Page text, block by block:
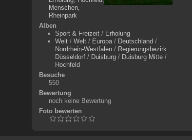
Menschen,
Rheinpark
Alben
Sport & Freizeit/ Erholung
Welt/ Welt/ Europa/ Deutschland /
Nordrhein-Westfalen/ Regierungsbezirk
Düsseldorf/ Duisburg/ Duisburg Mitte/
Hochfeld
Besuche
550
Bewertung
noch keine Bewertung
Foto bewerten